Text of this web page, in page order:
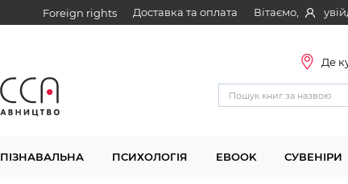
Foreign rights Доставка та оплата Вітаємо,
Де
ПІЗНАВАЛЬНА ПСИХОЛОГІЯ EBOOK СУВЕНІРИ